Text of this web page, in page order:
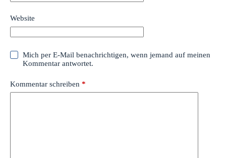
Website
Mich per E-Mail benachrichtigen, wenn jemand auf meinen
Kommentar antwortet.
Kommentar schreiben *